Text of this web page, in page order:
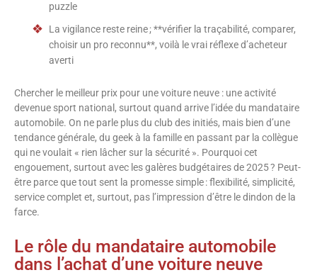
puzzle
La vigilance reste reine ; **vérifier la traçabilité, comparer,
choisir un pro reconnu**, voilà le vrai réflexe d’acheteur
averti
Chercher le meilleur prix pour une voiture neuve : une activité
devenue sport national, surtout quand arrive l’idée du mandataire
automobile. On ne parle plus du club des initiés, mais bien d’une
tendance générale, du geek à la famille en passant par la collègue
qui ne voulait « rien lâcher sur la sécurité ». Pourquoi cet
engouement, surtout avec les galères budgétaires de 2025 ? Peut-
être parce que tout sent la promesse simple : flexibilité, simplicité,
service complet et, surtout, pas l’impression d’être le dindon de la
farce.
Le rôle du mandataire automobile
dans l’achat d’une voiture neuve